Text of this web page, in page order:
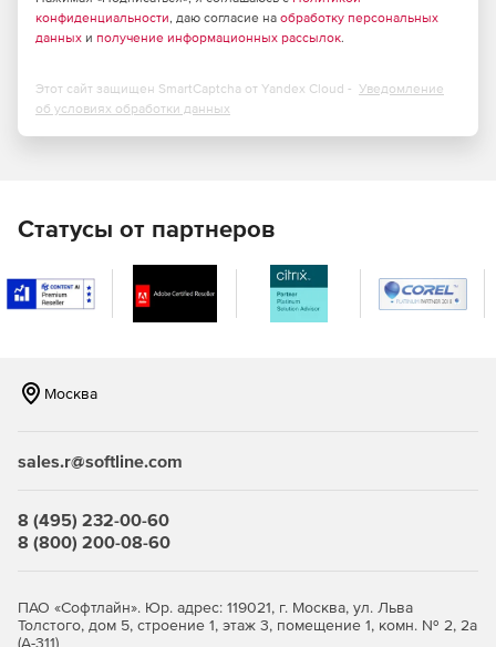
работать с несколькими операторами SIP и H.323.
номера.
факсами через приложение-консоль Fax Voip.
Отправка факсов через электронную почту и
получение факсов на электронный ящик.
электронной почте, сохранить в папке, печать).
необходимой информации по факсу в процессе
Совместимость с Microsoft Fax, BVRP Classic Phone
Tools 9, FaxTalk Messenger Pro, Venta Fax & Voice
Совместимость с ОС Windows 7.
конфиденциальности, даю согласие на обработку персональных
данных и получение информационных рассылок.
Этот сайт защищен SmartCaptcha от Yandex Cloud - Уведомление
об условиях обработки данных
Статусы от партнеров
Москва
sales.r@softline.com
8 (495) 232-00-60
8 (800) 200-08-60
ПАО «Софтлайн». Юр. адрес: 119021, г. Москва, ул. Льва
Толстого, дом 5, строение 1, этаж 3, помещение 1, комн. № 2, 2а
(А-311)